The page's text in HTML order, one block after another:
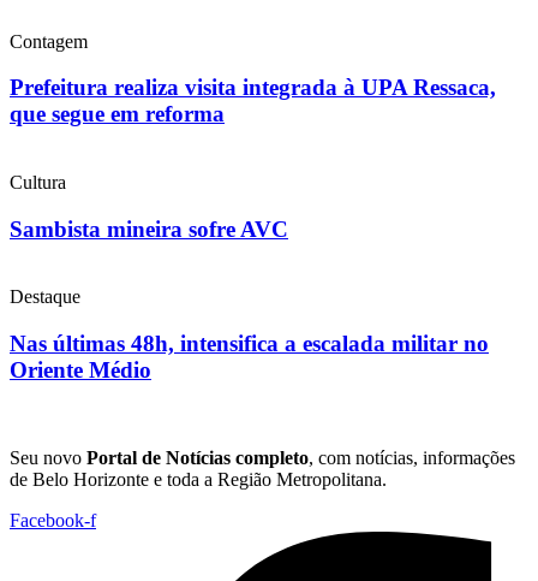
Contagem
Prefeitura realiza visita integrada à UPA Ressaca,
que segue em reforma
Cultura
Sambista mineira sofre AVC
Destaque
Nas últimas 48h, intensifica a escalada militar no
Oriente Médio
Seu novo Portal de Notícias completo, com notícias, informações
de Belo Horizonte e toda a Região Metropolitana.
Facebook-f